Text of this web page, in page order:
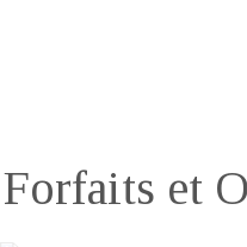
Forfaits et